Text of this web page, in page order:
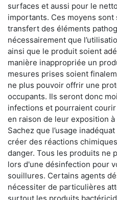
surfaces et aussi pour le
importants. Ces moyens
transfert des éléments
nécessairement que
ainsi que le produit soient
manière inappropriée un
mesures prises soient
ne plus pouvoir offrir une
occupants. Ils seront donc
infections et pourraient
en raison de leur exposition
Sachez que l’usage
créer des réactions
danger. Tous les produits ne
lors d'une désinfection pour
souillures. Certains agents
nécessiter de particulières
surtout les produits